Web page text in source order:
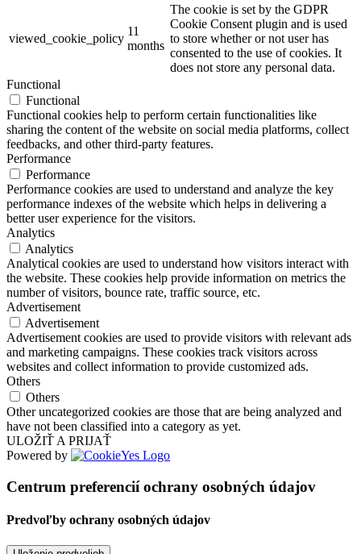
viewed_cookie_policy
11
months
The cookie is set by the GDPR
Cookie Consent plugin and is used
to store whether or not user has
consented to the use of cookies. It
does not store any personal data.
Functional
Functional
Functional cookies help to perform certain functionalities like
sharing the content of the website on social media platforms, collect
feedbacks, and other third-party features.
Performance
Performance
Performance cookies are used to understand and analyze the key
performance indexes of the website which helps in delivering a
better user experience for the visitors.
Analytics
Analytics
Analytical cookies are used to understand how visitors interact with
the website. These cookies help provide information on metrics the
number of visitors, bounce rate, traffic source, etc.
Advertisement
Advertisement
Advertisement cookies are used to provide visitors with relevant ads
and marketing campaigns. These cookies track visitors across
websites and collect information to provide customized ads.
Others
Others
Other uncategorized cookies are those that are being analyzed and
have not been classified into a category as yet.
ULOŽIŤ A PRIJAŤ
Powered by
Centrum preferencií ochrany osobných údajov
Predvoľby ochrany osobných údajov